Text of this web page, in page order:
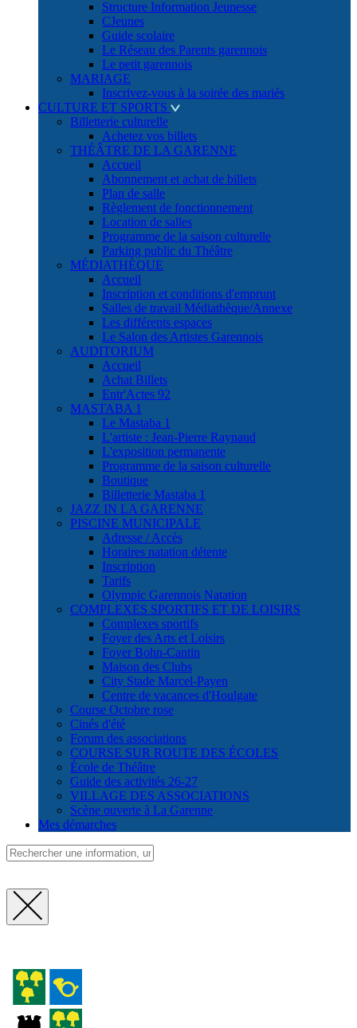
Structure Information Jeunesse
CJeunes
Guide scolaire
Le Réseau des Parents garennois
Le petit garennois
MARIAGE
Inscrivez-vous à la soirée des mariés
CULTURE ET SPORTS
Billetterie culturelle
Achetez vos billets
THÉÂTRE DE LA GARENNE
Accueil
Abonnement et achat de billets
Plan de salle
Règlement de fonctionnement
Location de salles
Programme de la saison culturelle
Parking public du Théâtre
MÉDIATHÈQUE
Accueil
Inscription et conditions d'emprunt
Salles de travail Médiathèque/Annexe
Les différents espaces
Le Salon des Artistes Garennois
AUDITORIUM
Accueil
Achat Billets
Entr'Actes 92
MASTABA 1
Le Mastaba 1
L'artiste : Jean-Pierre Raynaud
L'exposition permanente
Programme de la saison culturelle
Boutique
Billetterie Mastaba 1
JAZZ IN LA GARENNE
PISCINE MUNICIPALE
Adresse / Accès
Horaires natation détente
Inscription
Tarifs
Olympic Garennois Natation
COMPLEXES SPORTIFS ET DE LOISIRS
Complexes sportifs
Foyer des Arts et Loisirs
Foyer Bohn-Cantin
Maison des Clubs
City Stade Marcel-Payen
Centre de vacances d'Houlgate
Course Octobre rose
Cinés d'été
Forum des associations
COURSE SUR ROUTE DES ÉCOLES
École de Théâtre
Guide des activités 26-27
VILLAGE DES ASSOCIATIONS
Scène ouverte à La Garenne
Mes démarches
Fermer